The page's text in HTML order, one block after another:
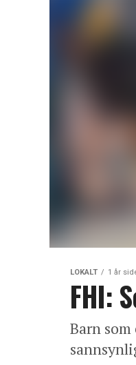
LOKALT 1 år
FHI:
Barn